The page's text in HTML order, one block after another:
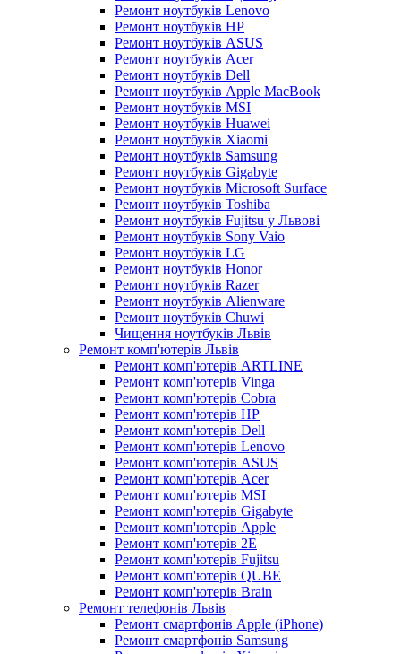
Ремонт ноутбуків Lenovo
Ремонт ноутбуків HP
Ремонт ноутбуків ASUS
Ремонт ноутбуків Acer
Ремонт ноутбуків Dell
Ремонт ноутбуків Apple MacBook
Ремонт ноутбуків MSI
Ремонт ноутбуків Huawei
Ремонт ноутбуків Xiaomi
Ремонт ноутбуків Samsung
Ремонт ноутбуків Gigabyte
Ремонт ноутбуків Microsoft Surface
Ремонт ноутбуків Toshiba
Ремонт ноутбуків Fujitsu у Львові
Ремонт ноутбуків Sony Vaio
Ремонт ноутбуків LG
Ремонт ноутбуків Honor
Ремонт ноутбуків Razer
Ремонт ноутбуків Alienware
Ремонт ноутбуків Chuwi
Чищення ноутбуків Львів
Ремонт комп'ютерів Львів
Ремонт комп'ютерів ARTLINE
Ремонт комп'ютерів Vinga
Ремонт комп'ютерів Cobra
Ремонт комп'ютерів HP
Ремонт комп'ютерів Dell
Ремонт комп'ютерів Lenovo
Ремонт комп'ютерів ASUS
Ремонт комп'ютерів Acer
Ремонт комп'ютерів MSI
Ремонт комп'ютерів Gigabyte
Ремонт комп'ютерів Apple
Ремонт комп'ютерів 2E
Ремонт комп'ютерів Fujitsu
Ремонт комп'ютерів QUBE
Ремонт комп'ютерів Brain
Ремонт телефонів Львів
Ремонт смартфонів Apple (iPhone)
Ремонт смартфонів Samsung